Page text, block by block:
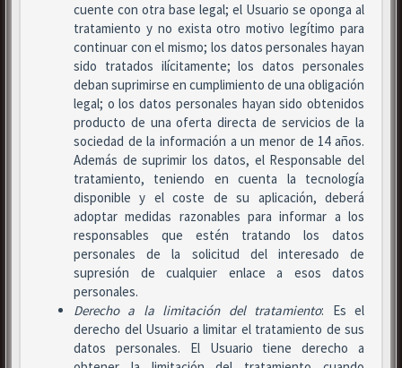
cuente con otra base legal; el Usuario se oponga al
tratamiento y no exista otro motivo legítimo para
continuar con el mismo; los datos personales hayan
sido tratados ilícitamente; los datos personales
deban suprimirse en cumplimiento de una obligación
legal; o los datos personales hayan sido obtenidos
producto de una oferta directa de servicios de la
sociedad de la información a un menor de 14 años.
Además de suprimir los datos, el Responsable del
tratamiento, teniendo en cuenta la tecnología
disponible y el coste de su aplicación, deberá
adoptar medidas razonables para informar a los
responsables que estén tratando los datos
personales de la solicitud del interesado de
supresión de cualquier enlace a esos datos
personales.
Derecho a la limitación del tratamiento: Es el
derecho del Usuario a limitar el tratamiento de sus
datos personales. El Usuario tiene derecho a